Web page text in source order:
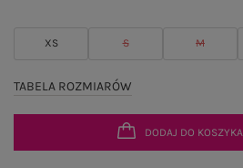
XS S M
TABELA ROZMIARÓW
DODAJ DO KOSZYKA